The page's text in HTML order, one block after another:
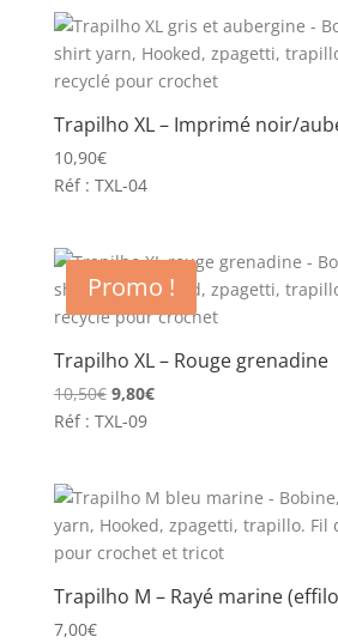
Trapilho XL – Imprimé noir/
10,90€
Réf : TXL-04
Promo !
Trapilho XL – Rouge grenadine
10,50€ Le
prix
10,50€.
9,80€Le
9,80€.
Réf : TXL-09
Trapilho M – Rayé marine
7,00€